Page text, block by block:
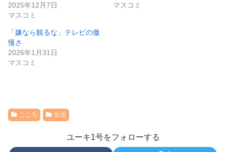
2025年12月7日
マスコミ
マスコミ
「嫌なら観るな」テレビの傲
慢さ
2026年1月31日
マスコミ
こころ 生活
ユーキ1号をフォローする